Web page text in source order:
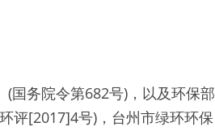
国务院令第682号)，以及环保部
评[2017]4号)，台州市绿环环保